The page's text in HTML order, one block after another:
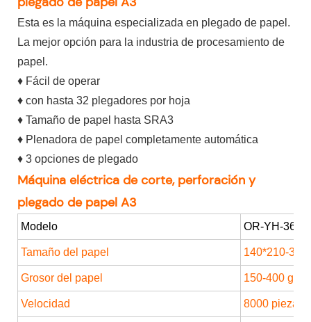
Esta es la máquina especializada en plegado de papel.
La mejor opción para la industria de procesamiento de
papel.
♦ Fácil de operar
♦ con hasta 32 plegadores por hoja
♦ Tamaño de papel hasta SRA3
♦ Plenadora de papel completamente automática
♦ 3 opciones de plegado
Máquina eléctrica de corte, perforación y
plegado de papel A3
Modelo OR-YH-360
Tamaño del papel 140*210-
Grosor del papel 150-400 gsm
Velocidad 8000 piezas/